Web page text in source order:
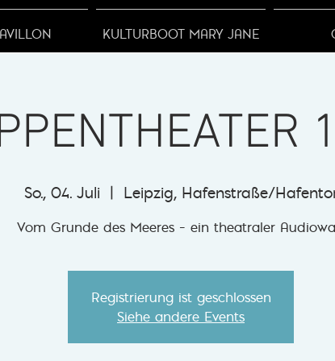
KULTURBOOT MARY JANE
So., 04. Juli
  |
Leipzig, Hafenstraße/
Vom Grunde des Meeres – ein theatraler
Registrierung ist geschlossen
Siehe andere Events